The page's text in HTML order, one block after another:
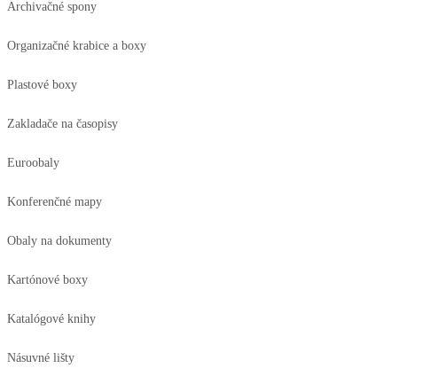
Archivačné spony
Organizačné krabice a boxy
Plastové boxy
Zakladače na časopisy
Euroobaly
Konferenčné mapy
Obaly na dokumenty
Kartónové boxy
Katalógové knihy
Násuvné lišty